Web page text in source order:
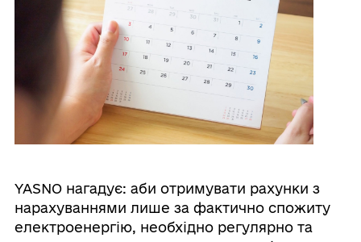
YASNO нагадує: аби отримувати рахунки з
нарахуваннями лише за фактично спожиту
електроенергію, необхідно регулярно та